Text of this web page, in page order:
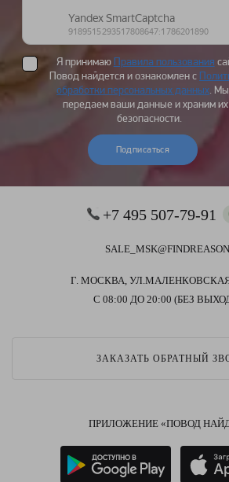
Я принимаю Правила пользования
Повод найдется и ознакомлен с
обработки персональных данных.
передаем ваши данные и храним их
безопасности.
Подписаться
+7 495 507-79-91
Г. МОСКВА, УЛ.МАЛЕНКОВСКАЯ
С 08:00 ДО 20:00 (БЕЗ
ЗАКАЗАТЬ ОБРАТНЫЙ
ПРИЛОЖЕНИЕ «ПОВОД